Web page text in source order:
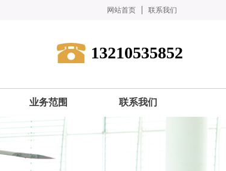
网站首页 联系我们
13210535852
业务范围 联系我们